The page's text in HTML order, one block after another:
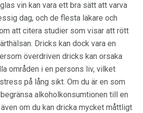
vin kan vara ett bra sätt att varva
dag, och de flesta läkare och
att citera studier som visar att rött
Dricks kan dock vara en
överdriven dricks kan orsaka
områden i en persons liv, vilket
på lång sikt. Om du är en som
alkoholkonsumtionen till en
om du kan dricka mycket måttligt